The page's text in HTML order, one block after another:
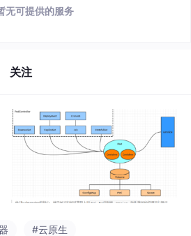
无可提供的服务
关注
#云原生